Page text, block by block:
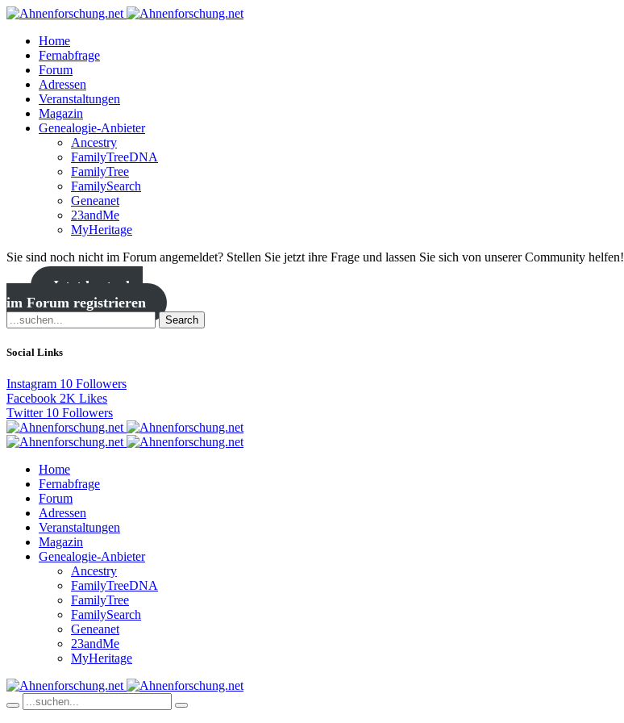
Home
Fernabfrage
Forum
Adressen
Veranstaltungen
Magazin
Genealogie-Anbieter
Ancestry
FamilyTreeDNA
FamilyTree
FamilySearch
Geneanet
23andMe
MyHeritage
Sie sind noch nicht im Forum angemeldet? Stellen Sie jetzt ihre Frage und lassen Sie sich von unserer Community helfen!
Jetzt kostenlos
im Forum registrieren
Search
Social Links
Instagram 10 Followers
Facebook 2K Likes
Twitter 10 Followers
Home
Fernabfrage
Forum
Adressen
Veranstaltungen
Magazin
Genealogie-Anbieter
Ancestry
FamilyTreeDNA
FamilyTree
FamilySearch
Geneanet
23andMe
MyHeritage